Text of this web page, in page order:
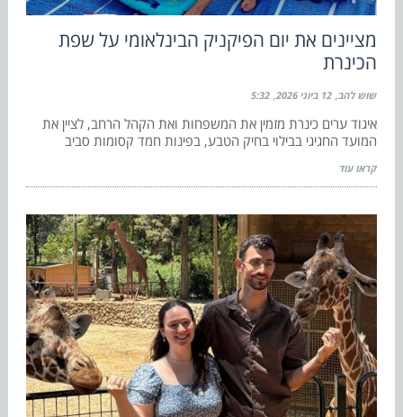
מציינים את יום הפיקניק הבינלאומי על שפת
הכינרת
שוש להב 12 ביוני 2026 5:32
איגוד ערים כינרת מזמין את המשפחות ואת הקהל הרחב, לציין את
המועד החגיגי בבילוי בחיק הטבע, בפינות חמד קסומות סביב
קראו עוד